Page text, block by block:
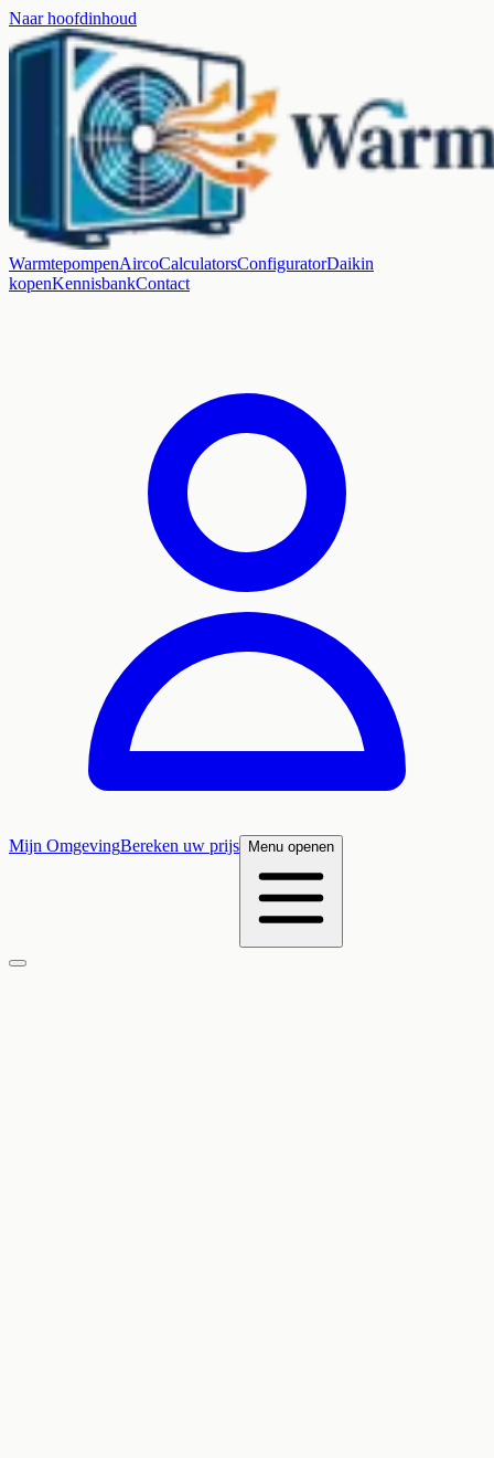
Naar hoofdinhoud
WarmtepompenAircoCalculatorsConfiguratorDaikin
kopenKennisbankContact
Mijn OmgevingBereken uw prijs Menu openen